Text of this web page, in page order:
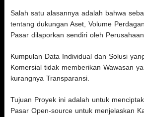
Salah satu alasannya adalah bahwa
tentang dukungan Aset, Volume
Pasar dilaporkan sendiri oleh
Kumpulan Data Individual dan Solusi
Komersial tidak memberikan Wawasan
kurangnya Transparansi.
Tujuan Proyek ini adalah untuk
Pasar Open-source untuk menjelaskan